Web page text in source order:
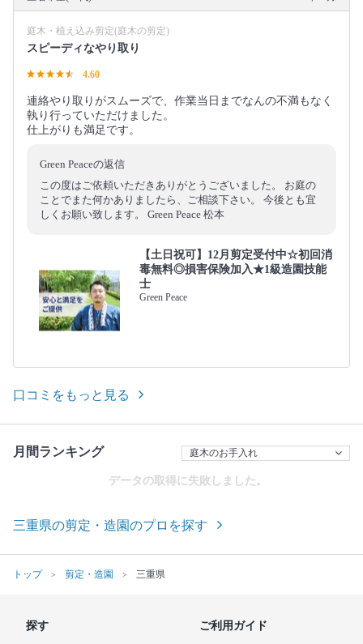
庭木・植え込み剪定(庭木の剪定)
スピーディなやり取り
4.60
連絡やり取りがスムーズで、作業当日までなんの不満もなく
執り行っていただけました。
仕上がりも満足です。
Green Peaceの返信
この度はご依頼いただきありがとうございました。 お庭の
ことでまた何かありましたら、ご相談下さい。 今後とも宜
しくお願い致します。 Green Peace 松本
【土日祝可】12月剪定受付中☆初回消
毒無料◎損害保険加入★1級造園技能
士
Green Peace
口コミをもっと見る
月間ランキング
データの取得に失敗しました。
三重県の剪定・造園のプロを探す
トップ 剪定・造園 三重県
探す ご利用ガイド